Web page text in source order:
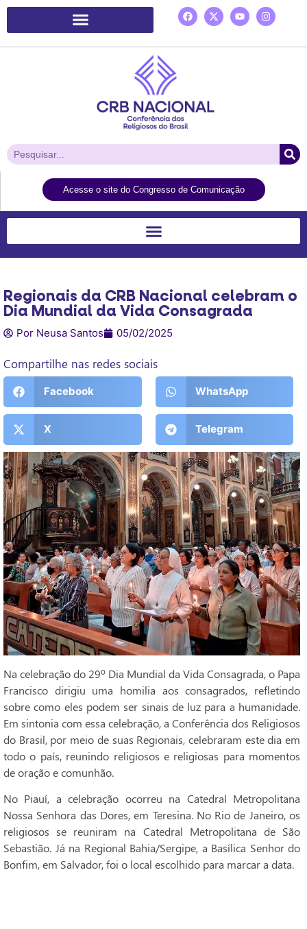
Acesse o site do Congresso de Comunicação
Regionais da CRB Nacional celebram o
Dia Mundial da Vida Consagrada
Por Neusa Santos 05/02/2025
Compartilhe nas redes sociais
Facebook WhatsApp
X Telegram
Na celebração do 29º Dia Mundial da Vida Consagrada, o Papa
Francisco dirigiu uma homilia aos consagrados, refletindo
sobre como eles podem ser sinais de luz para a humanidade.
Em sintonia com essa celebração, a Conferência dos Religiosos
do Brasil, por meio de suas Regionais, celebraram este dia em
todo o país, reunindo religiosos e religiosas para momentos
de oração e comunhão.
No Piauí, a celebração ocorreu na Catedral Metropolitana
Nossa Senhora das Dores, em Teresina. No Rio de Janeiro, os
religiosos se reuniram na Catedral Metropolitana de São
Sebastião. Já na Regional Bahia/Sergipe, a Basílica Senhor do
Bonfim, em Salvador, foi o local escolhido para marcar a data.